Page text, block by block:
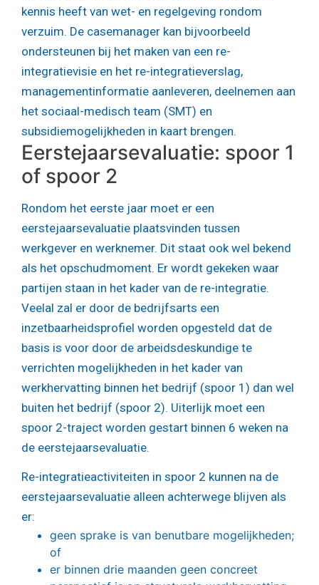
kennis heeft van wet- en regelgeving rondom
verzuim. De casemanager kan bijvoorbeeld
ondersteunen bij het maken van een re-
integratievisie en het re-integratieverslag,
managementinformatie aanleveren, deelnemen aan
het sociaal-medisch team (SMT) en
subsidiemogelijkheden in kaart brengen.
Eerstejaarsevaluatie: spoor 1
of spoor 2
Rondom het eerste jaar moet er een
eerstejaarsevaluatie plaatsvinden tussen
werkgever en werknemer. Dit staat ook wel bekend
als het opschudmoment. Er wordt gekeken waar
partijen staan in het kader van de re-integratie.
Veelal zal er door de bedrijfsarts een
inzetbaarheidsprofiel worden opgesteld dat de
basis is voor door de arbeidsdeskundige te
verrichten mogelijkheden in het kader van
werkhervatting binnen het bedrijf (spoor 1) dan wel
buiten het bedrijf (spoor 2). Uiterlijk moet een
spoor 2-traject worden gestart binnen 6 weken na
de eerstejaarsevaluatie.
Re-integratieactiviteiten in spoor 2 kunnen na de
eerstejaarsevaluatie alleen achterwege blijven als
er:
geen sprake is van benutbare mogelijkheden;
of
er binnen drie maanden geen concreet